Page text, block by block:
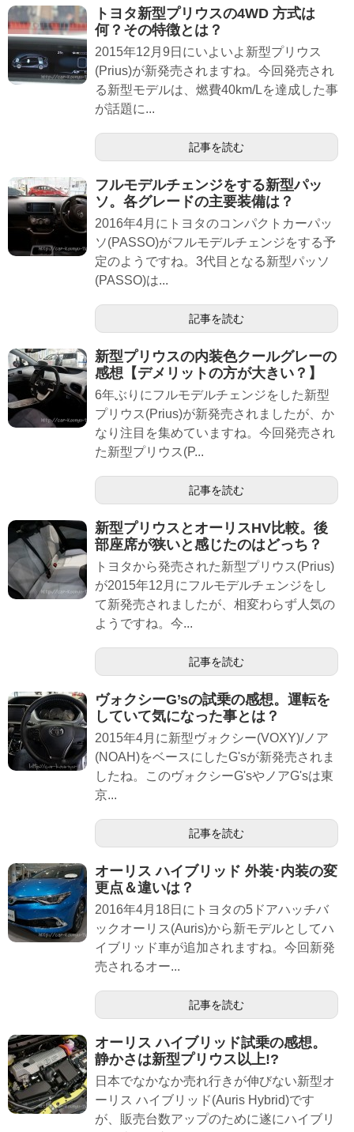
トヨタ新型プリウスの4WD 方式は
何？その特徴とは？
2015年12月9日にいよいよ新型プリウス
(Prius)が新発売されますね。今回発売され
る新型モデルは、燃費40km/Lを達成した事
が話題に...
記事を読む
フルモデルチェンジをする新型パッ
ソ。各グレードの主要装備は？
2016年4月にトヨタのコンパクトカーパッ
ソ(PASSO)がフルモデルチェンジをする予
定のようですね。3代目となる新型パッソ
(PASSO)は...
記事を読む
新型プリウスの内装色クールグレーの
感想【デメリットの方が大きい？】
6年ぶりにフルモデルチェンジをした新型
プリウス(Prius)が新発売されましたが、か
なり注目を集めていますね。今回発売され
た新型プリウス(P...
記事を読む
新型プリウスとオーリスHV比較。後
部座席が狭いと感じたのはどっち？
トヨタから発売された新型プリウス(Prius)
が2015年12月にフルモデルチェンジをし
て新発売されましたが、相変わらず人気の
ようですね。今...
記事を読む
ヴォクシーG’sの試乗の感想。運転を
していて気になった事とは？
2015年4月に新型ヴォクシー(VOXY)/ノア
(NOAH)をベースにしたG'sが新発売されま
したね。このヴォクシーG'sやノアG'sは東
京...
記事を読む
オーリス ハイブリッド 外装･内装の変
更点＆違いは？
2016年4月18日にトヨタの5ドアハッチバ
ックオーリス(Auris)から新モデルとしてハ
イブリッド車が追加されますね。今回新発
売されるオー...
記事を読む
オーリス ハイブリッド試乗の感想。
静かさは新型プリウス以上!?
日本でなかなか売れ行きが伸びない新型オ
ーリス ハイブリッド(Auris Hybrid)です
が、販売台数アップのために遂にハイブリ